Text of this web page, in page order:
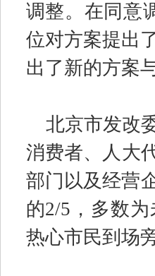
调整。在同意
位对方案提出
出了新的方案
北京市发改
消费者、人大
部门以及经营
的2/5 ，多数
热心市民到场